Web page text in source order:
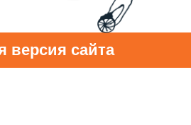
версия сайта